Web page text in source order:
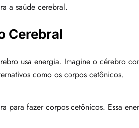
a saúde cerebral.
Cerebral
usa energia. Imagine o cérebro
como os corpos cetônicos.
para fazer corpos cetônicos. Essa